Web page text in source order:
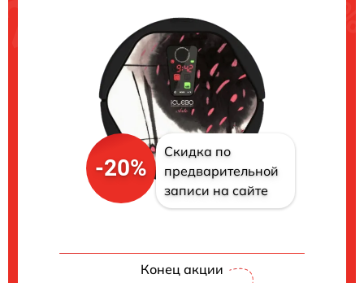
-20%
Скидка по
предварительной
записи на сайте
Конец акции